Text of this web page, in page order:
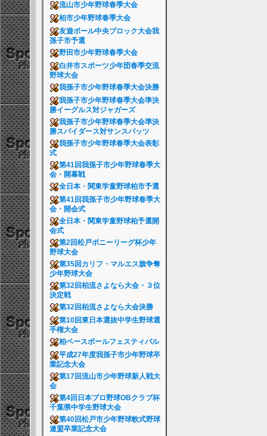
流山市少年野球春季大会
柏市少年野球春季大会
友遊ボール中央ブロック大会我
孫子市予選
野田市少年野球春季大会
白井市スポーツ少年団春季交流
野球大会
我孫子市少年野球春季大会決勝
我孫子市少年野球春季大会準決
勝イーグルス対ジャガーズ
我孫子市少年野球春季大会準決
勝スパイダース対サンスパッツ
我孫子市少年野球春季大会表彰
式
第41回我孫子市少年野球春季大
会・開幕戦
全日本・関東学童野球柏市予選
第41回我孫子市少年野球春季大
会・開会式
全日本・関東学童野球柏予選開
会式
第2回松戸ポニーリーグ杯少年
野球大会
第35回カリフ・マルエス旗争奪
少年野球大会
第32回柏流さよなら大会・３位
決定戦
第32回柏流さよなら大会決勝
第10回東日本選抜中学生野球選
手権大会
柏ベースボールフェスティバル
平成27年度我孫子市少年野球卒
業記念大会
第17回流山市少年野球新人戦大
会
第4回日本プロ野球OBクラブ杯
千葉県中学生野球大会
第40回松戸市少年野球軟式野球
連盟卒業記念大会